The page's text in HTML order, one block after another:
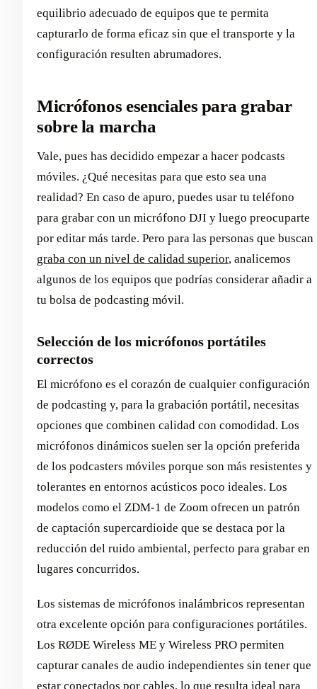
equilibrio adecuado de equipos que te permita
capturarlo de forma eficaz sin que el transporte y la
configuración resulten abrumadores.
Micrófonos esenciales para grabar
sobre la marcha
Vale, pues has decidido empezar a hacer podcasts
móviles. ¿Qué necesitas para que esto sea una
realidad? En caso de apuro, puedes usar tu teléfono
para grabar con un micrófono DJI y luego preocuparte
por editar más tarde. Pero para las personas que buscan
graba con un nivel de calidad superior, analicemos
algunos de los equipos que podrías considerar añadir a
tu bolsa de podcasting móvil.
Selección de los micrófonos portátiles
correctos
El micrófono es el corazón de cualquier configuración
de podcasting y, para la grabación portátil, necesitas
opciones que combinen calidad con comodidad. Los
micrófonos dinámicos suelen ser la opción preferida
de los podcasters móviles porque son más resistentes y
tolerantes en entornos acústicos poco ideales. Los
modelos como el ZDM-1 de Zoom ofrecen un patrón
de captación supercardioide que se destaca por la
reducción del ruido ambiental, perfecto para grabar en
lugares concurridos.
Los sistemas de micrófonos inalámbricos representan
otra excelente opción para configuraciones portátiles.
Los RØDE Wireless ME y Wireless PRO permiten
capturar canales de audio independientes sin tener que
estar conectados por cables, lo que resulta ideal para